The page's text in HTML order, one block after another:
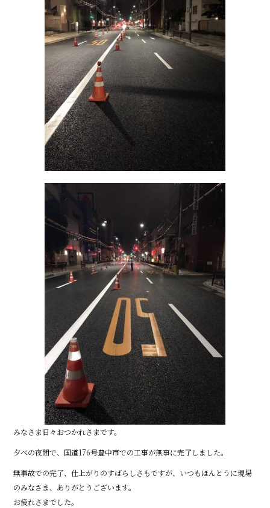
みなさま日々おつかれさまです。
夕べの夜間で、国道176号豊中市での工事が無事に完了しました。
無事故での完了、仕上がりのすばらしさもですが、いつもほんとうに現場
のみなさま、ありがとうございます。
お疲れさまでした。